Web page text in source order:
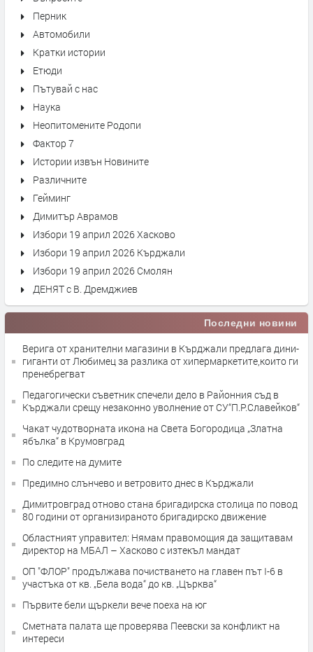
Перник
Автомобили
Кратки истории
Етюди
Пътувай с нас
Наука
Неопитомените Родопи
Фактор 7
Истории извън Новините
Различните
Гейминг
Димитър Аврамов
Избори 19 април 2026 Хасково
Избори 19 април 2026 Кърджали
Избори 19 април 2026 Смолян
ДЕНЯТ с В. Дремджиев
Последни новини
Верига от хранителни магазини в Кърджали предлага дини-
гиганти от Любимец за разлика от хипермаркетите,които ги
пренебрегват
Педагогически съветник спечели дело в Районния съд в
Кърджали срещу незаконно уволнение от СУ“П.Р.Славейков“
Чакат чудотворната икона на Света Богородица „Златна
ябълка“ в Крумовград
По следите на думите
Предимно слънчево и ветровито днес в Кърджали
Димитровград отново стана бригадирска столица по повод
80 години от организираното бригадирско движение
Областният управител: Нямам правомощия да защитавам
директор на МБАЛ – Хасково с изтекъл мандат
ОП "ФЛОР" продължава почистването на главен път I-6 в
участъка от кв. „Бела вода“ до кв. „Църква“
Първите бели щъркели вече поеха на юг
Сметната палата ще провeрява Пеевски за конфликт на
интереси